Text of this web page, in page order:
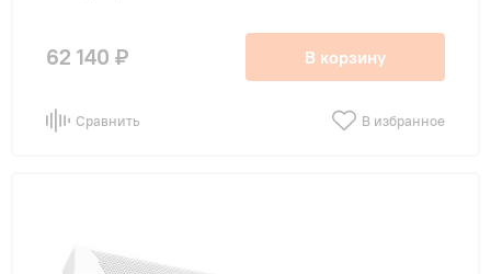
62 140 ₽ В корзину
Сравнить В избранное